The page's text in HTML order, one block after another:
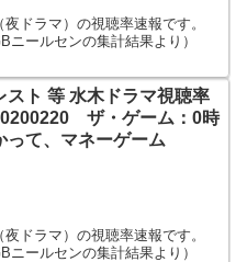
ドラマ）の視聴率速報です。
ニールセンの集計結果より）
スト 等 水木ドラマ視聴率
ザ・ゲーム：0時
って、マネーゲーム
ドラマ）の視聴率速報です。
ニールセンの集計結果より）